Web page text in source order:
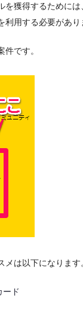
を獲得するために
利用する必要があり
です。
メは以下になります
ード